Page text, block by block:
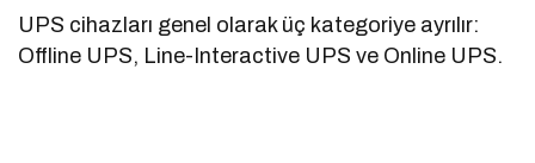
UPS cihazları genel olarak üç kategoriye ayrılır:
Offline UPS, Line-Interactive UPS ve Online UPS.